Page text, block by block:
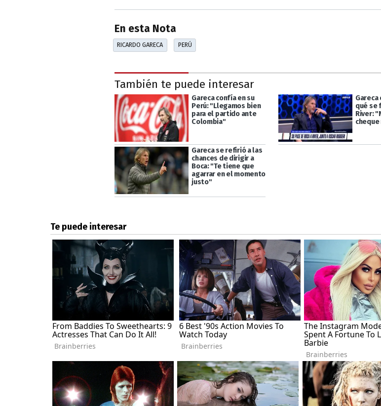
En esta Nota
RICARDO GARECA PERÚ
También te puede interesar
Gareca confía en su
Perú: "Llegamos bien
para el partido ante
Colombia"
qué se
River:
Gareca se refirió a las
chances de dirigir a
Boca: "Te tiene que
agarrar en el momento
justo"